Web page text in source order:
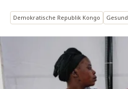
Demokratische Republik Kongo